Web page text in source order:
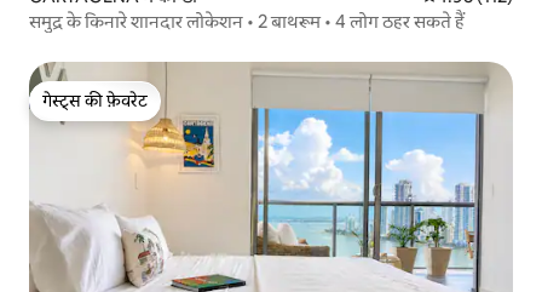
समुद्र के किनारे शानदार लोकेशन • 2 बाथरूम • 4 लोग ठहर सकते हैं
गेस्ट्स की फ़ेवरेट
गेस्ट्स की फ़ेवरेट